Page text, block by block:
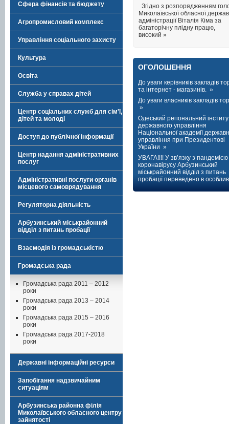
Сфера фінансів та бюджету
Агропромисловий комплекс
Управління соціального захисту
Культура
Освіта
Служба у справах дітей
Центр соціальних служб для сім'ї,
дітей та молоді
Доступ до публічної інформації
Центр надання адміністративних
послуг
Адміністративні послуги органів
місцевого самоврядування
Регуляторна діяльність
Арбузинський міськрайонний
відділ з питань пробації
Взаємодія із громадськістю
Громадська рада
Громадська рада 2011 – 2012
роки
Громадська рада 2013 – 2014
роки
Громадська рада 2015 – 2016
роки
Громадська рада 2017-2018
роки
Державні інформаційні ресурси
Запобігання надзвичайним
ситуаціям
Арбузинська районна філія
Миколаївського обласного центру
зайнятості
Згідно з розпорядженням
Миколаївської обласної
адміністрації Віталія Кіма за
багаторічну плідну працю,
високий »
ОГОЛОШЕННЯ
До уваги керівників закладів
та інтернет - магазинів. »
До уваги власників закладів
»
Одеський регіональний
державного управління
Національної академії
управління при Президентові
України »
УВАГА!!!! У зв’язку з пандемією
коронавірусу Арбузинський
міськрайонний відділ з питань
пробації переведено в